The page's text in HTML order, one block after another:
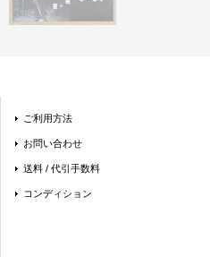
ご利用方法
お問い合わせ
送料 / 代引手数料
コンディション